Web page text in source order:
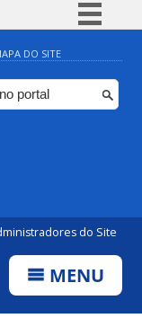
BR
Participe
DO SITE
do Site
MENU